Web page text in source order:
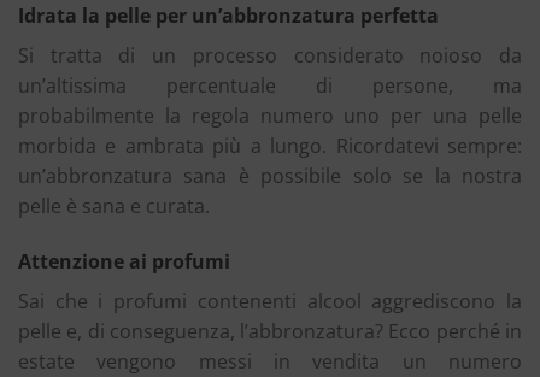
Idrata la pelle per un’abbronzatura perfetta
Si tratta di un processo considerato noioso da
un’altissima percentuale di persone, ma
probabilmente la regola numero uno per una pelle
morbida e ambrata più a lungo. Ricordatevi sempre:
un’abbronzatura sana è possibile solo se la nostra
pelle è sana e curata.
Attenzione ai profumi
Sai che i profumi contenenti alcool aggrediscono la
pelle e, di conseguenza, l’abbronzatura? Ecco perché in
estate vengono messi in vendita un numero